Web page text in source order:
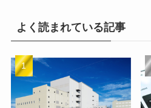
よく読まれている記事